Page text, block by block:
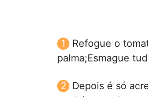
Refogue o
palma;Esmague
Depois é só